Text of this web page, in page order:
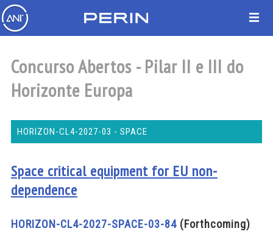
Concurso Abertos - Pilar II e III do
Horizonte Europa
HORIZON-CL4-2027-03 - SPACE
Space critical equipment for EU non-
dependence
HORIZON-CL4-2027-SPACE-03-84(Forthcoming)